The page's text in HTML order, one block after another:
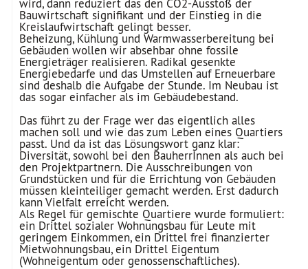
wird, dann reduziert das den CO2-Ausstoß der
Bauwirtschaft signifikant und der Einstieg in die
Kreislaufwirtschaft gelingt besser.
Beheizung, Kühlung und Warmwasserbereitung bei
Gebäuden wollen wir absehbar ohne fossile
Energieträger realisieren. Radikal gesenkte
Energiebedarfe und das Umstellen auf Erneuerbare
sind deshalb die Aufgabe der Stunde. Im Neubau ist
das sogar einfacher als im Gebäudebestand.
Das führt zu der Frage wer das eigentlich alles
machen soll und wie das zum Leben eines Quartiers
passt. Und da ist das Lösungswort ganz klar:
Diversität, sowohl bei den BauherrInnen als auch bei
den Projektpartnern. Die Ausschreibungen von
Grundstücken und für die Errichtung von Gebäuden
müssen kleinteiliger gemacht werden. Erst dadurch
kann Vielfalt erreicht werden.
Als Regel für gemischte Quartiere wurde formuliert:
ein Drittel sozialer Wohnungsbau für Leute mit
geringem Einkommen, ein Drittel frei finanzierter
Mietwohnungsbau, ein Drittel Eigentum
(Wohneigentum oder genossenschaftliches).